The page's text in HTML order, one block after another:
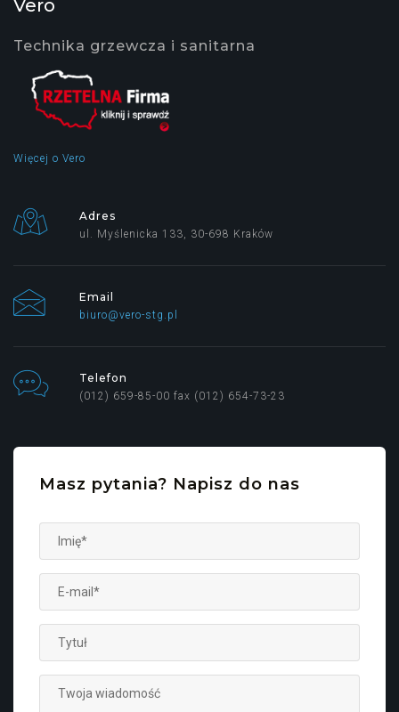
Vero
Technika grzewcza i sanitarna
Więcej o Vero
Adres
ul. Myślenicka 133, 30-698 Kraków
Email
biuro@vero-stg.pl
Telefon
(012) 659-85-00 fax (012) 654-73-23
Masz pytania? Napisz do nas